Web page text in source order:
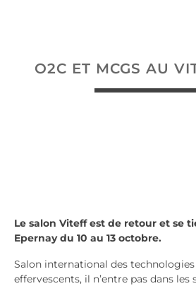
O2C ET MCGS AU
Le salon Viteff est de retour et se
Epernay du 10 au 13 octobre.
Salon international des technologies
effervescents, il n’entre pas dans les